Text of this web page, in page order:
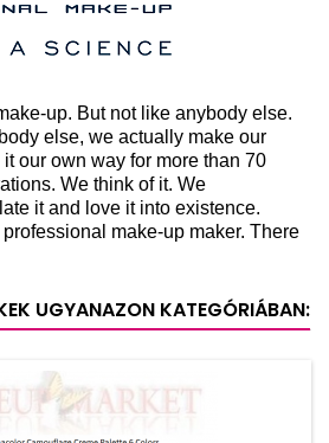
up. But not like anybody else.
else, we actually make our
it our own way for more than 70
We think of it. We
it and love it into existence.
make-up maker. There
UGYANAZON KATEGÓRIÁBAN: